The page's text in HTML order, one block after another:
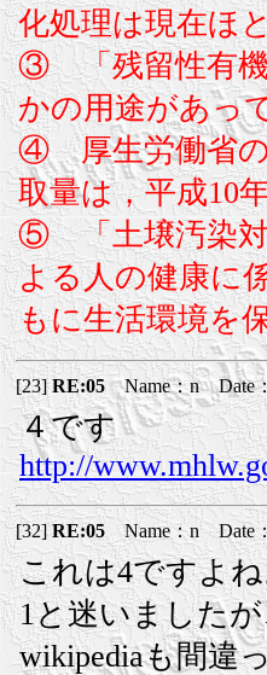
化処理は現在ほ
③ 「残留性有機
かの用途があっ
④ 厚生労働省の
取量は，平成10
⑤ 「土壌汚染対
よる人の健康に
もに生活環境を
[23]RE:05Name：n Date：
４です
http://
[32]RE:05 Name：n Date：
これは4ですよ
1と迷いました
wikipediaも間違